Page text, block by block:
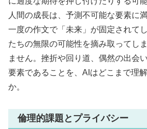
人間の成長は、予測不可能な要素に
一度の作文で「未来」が固定されて
たちの無限の可能性を摘み取ってし
ません。挫折や回り道、偶然の出会
要素であることを、AIはどこまで理
か。
倫理的課題とプライバシー